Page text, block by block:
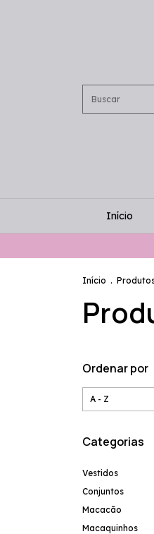
Início
Início .
Ordenar por
Categorias
Vestidos
Conjuntos
Macacão
Macaquinhos